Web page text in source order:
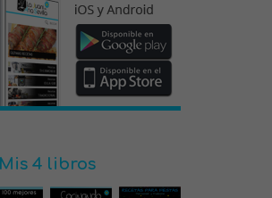
Mis 4 libros